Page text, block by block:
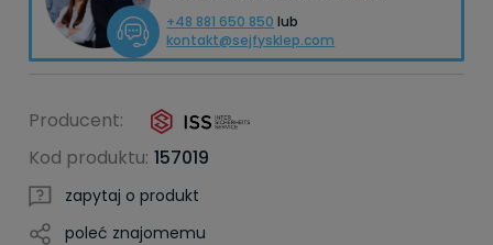
+48 881 650 850 lub
kontakt@sejfysklep.com
Producent:
Kod produktu: 157019
zapytaj o produkt
poleć znajomemu